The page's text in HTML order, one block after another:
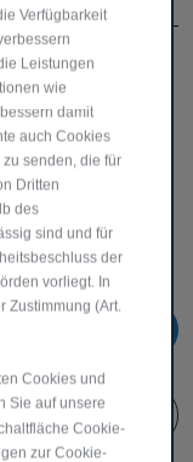
Uhr
Uhr
Verfügbarkeit
Leistungen
wie
damit
auch Cookies
senden, die für
Dritten
des
sind und für
der
vorliegt. In
Zustimmung (Art.
Cookies und
Sie auf unsere
Cookie-
zur Cookie-